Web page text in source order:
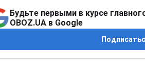
Будьте первыми в курсе
OBOZ.UA в Google